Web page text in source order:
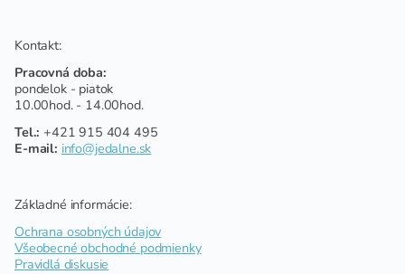
Kontakt:
Pracovná doba:
pondelok - piatok
10.00hod. - 14.00hod.
Tel.: +421 915 404 495
E-mail: info@jedalne.sk
Základné informácie:
Ochrana osobných údajov
Všeobecné obchodné podmienky
Pravidlá diskusie